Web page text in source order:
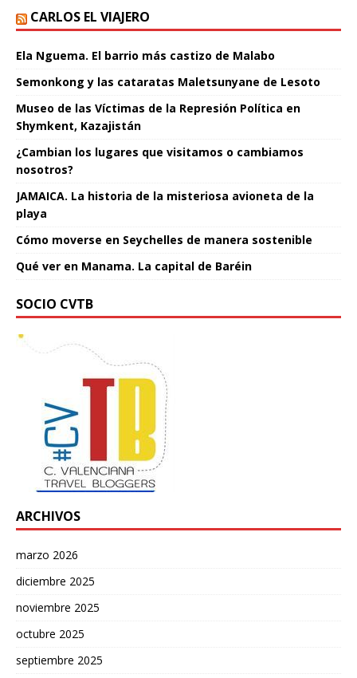
CARLOS EL VIAJERO
Ela Nguema. El barrio más castizo de Malabo
Semonkong y las cataratas Maletsunyane de Lesoto
Museo de las Víctimas de la Represión Política en
Shymkent, Kazajistán
¿Cambian los lugares que visitamos o cambiamos
nosotros?
JAMAICA. La historia de la misteriosa avioneta de la
playa
Cómo moverse en Seychelles de manera sostenible
Qué ver en Manama. La capital de Baréin
SOCIO CVTB
ARCHIVOS
marzo 2026
diciembre 2025
noviembre 2025
octubre 2025
septiembre 2025